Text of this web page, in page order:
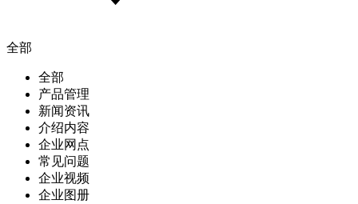
全部
全部
产品管理
新闻资讯
介绍内容
企业网点
常见问题
企业视频
企业图册